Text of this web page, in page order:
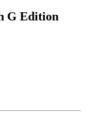
G Edition